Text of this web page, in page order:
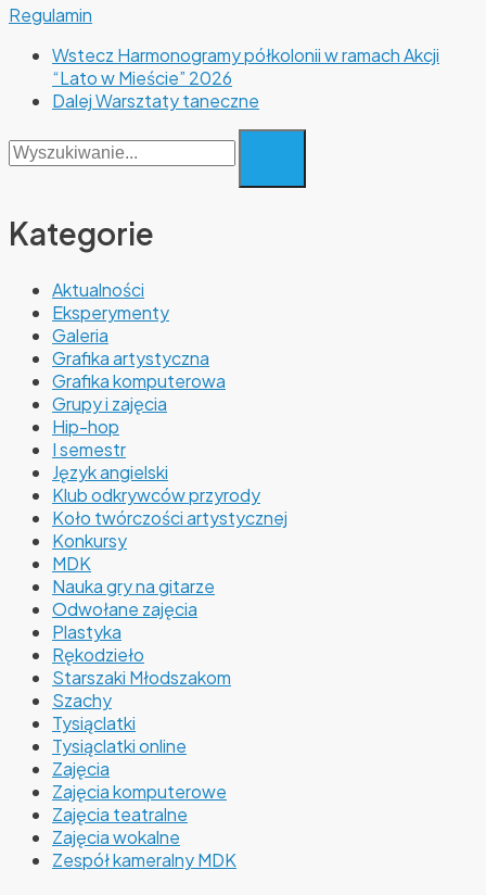
Regulamin
Wstecz Harmonogramy półkolonii w ramach Akcji
“Lato w Mieście” 2026
DalejWarsztaty taneczne
Wyszukaj
dla:
Kategorie
Aktualności
Eksperymenty
Galeria
Grafika artystyczna
Grafika komputerowa
Grupy i zajęcia
Hip-hop
I semestr
Język angielski
Klub odkrywców przyrody
Koło twórczości artystycznej
Konkursy
MDK
Nauka gry na gitarze
Odwołane zajęcia
Plastyka
Rękodzieło
Starszaki Młodszakom
Szachy
Tysiąclatki
Tysiąclatki online
Zajęcia
Zajęcia komputerowe
Zajęcia teatralne
Zajęcia wokalne
Zespół kameralny MDK